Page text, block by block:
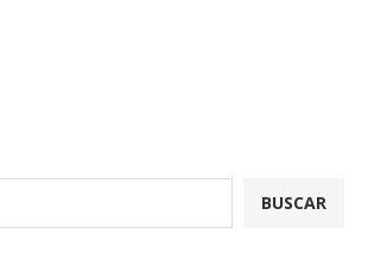
BUSCAR